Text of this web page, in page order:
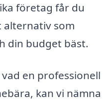
företag får du
alternativ som
din budget bäst.
en professionell
kan vi nämna